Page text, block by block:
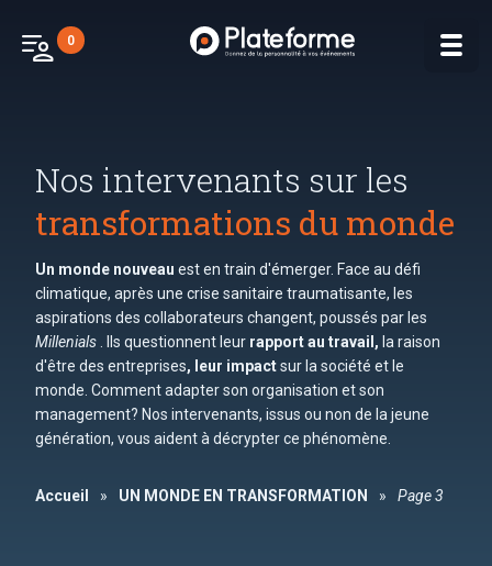
patient_list 0
Nos intervenants sur les
transformations du monde
Un monde nouveau est en train d'émerger. Face au défi
climatique, après une crise sanitaire traumatisante, les
aspirations des collaborateurs changent, poussés par les
Millenials . Ils questionnent leur rapport au travail, la raison
d'être des entreprises, leur impactsur la société et le
monde. Comment adapter son organisation et son
management? Nos intervenants, issus ou non de la jeune
génération, vous aident à décrypter ce phénomène.
Accueil » UN MONDE EN TRANSFORMATION » Page 3